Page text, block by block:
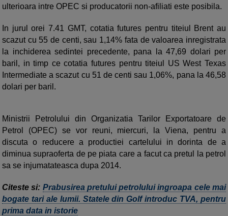
ulterioara intre OPEC si producatorii non-afiliati este posibila.
In jurul orei 7.41 GMT, cotatia futures pentru titeiul Brent au
scazut cu 55 de centi, sau 1,14% fata de valoarea inregistrata
la inchiderea sedintei precedente, pana la 47,69 dolari per
baril, in timp ce cotatia futures pentru titeiul US West Texas
Intermediate a scazut cu 51 de centi sau 1,06%, pana la 46,58
dolari per baril.
Ministrii Petrolului din Organizatia Tarilor Exportatoare de
Petrol (OPEC) se vor reuni, miercuri, la Viena, pentru a
discuta o reducere a productiei cartelului in dorinta de a
diminua supraoferta de pe piata care a facut ca pretul la petrol
sa se injumatateasca dupa 2014.
Citeste si: Prabusirea pretului petrolului ingroapa cele mai
bogate tari ale lumii. Statele din Golf introduc TVA, pentru
prima data in istorie